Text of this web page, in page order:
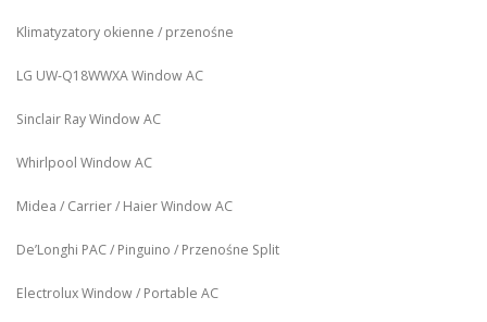
Klimatyzatory okienne / przenośne
LG UW‑Q18WWXA Window AC
Sinclair Ray Window AC
Whirlpool Window AC
Midea / Carrier / Haier Window AC
De’Longhi PAC / Pinguino / Przenośne Split
Electrolux Window / Portable AC